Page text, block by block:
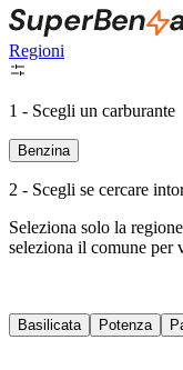
Regioni
1 - Scegli un carburante
Benzina
2 - Scegli se cercare
Seleziona solo la
seleziona il comune per
Basilicata Potenza